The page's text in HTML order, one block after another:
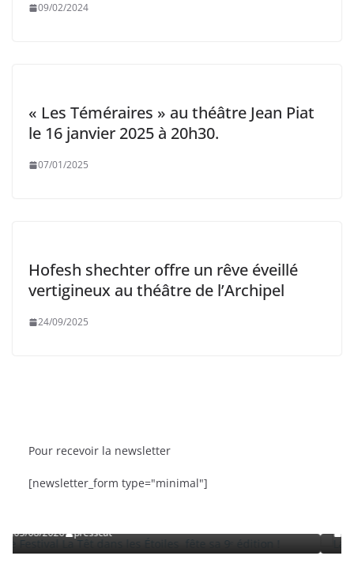
09/02/2024
« Les Téméraires » au théâtre Jean Piat
le 16 janvier 2025 à 20h30.
07/01/2025
Hofesh shechter offre un rêve éveillé
vertigineux au théâtre de l’Archipel
24/09/2025
Pour recevoir la newsletter
[newsletter_form type="minimal"]
Têt dans les Étoiles fête sa 9ᵉ édition
presscat 03/08/2026